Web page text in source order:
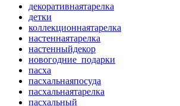
декоративнаятарелка
детки
коллекционнаятарелка
настеннаятарелка
настенныйдекор
новогодние_подарки
пасха
пасхальнаяпосуда
пасхальнаятарелка
пасхальный